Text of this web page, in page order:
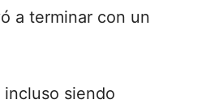
a terminar con un
siendo